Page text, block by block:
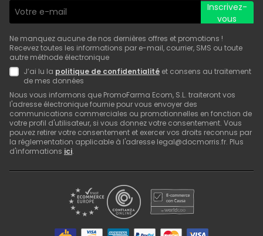
Inscrivez-
vous
Ne manquez aucune de nos dernières offres et promotions !
Recevez toutes les informations par e-mail, courrier, SMS ou toute
autre méthode électronique
J’ai lu la politique de confidentialité et consens au traitement
de mes données
Nous vous informons que PromoFarma Ecom, S.L. traiteront vos
l'adresse électronique fournie pour vous envoyer des
communications commerciales ou promotionnelles en fonction de
votre profil d'utilisateur, si vous donnez votre consentement. Vous
pouvez retirer votre consentement et exercer vos droits reconnus par
la réglementation applicable à l'adresse legal@docmorris.fr. Plus
d'informations ici.